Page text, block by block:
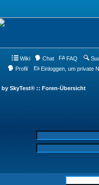
Wiki Chat FAQ
Profil
Einloggen, um private
SkyTest® :: Foren-Übersicht